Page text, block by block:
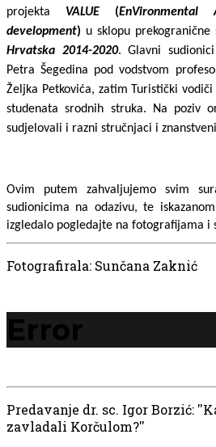
projekta VALUE (
development) u sklopu prekogranične
Hrvatska 2014-2020. Glavni
Petra Šegedina pod vodstvom
Željka Petkovića, zatim Turistički
studenata srodnih struka. Na poziv
sudjelovali i razni stručnjaci i
Ovim putem zahvaljujemo svim
sudionicima na odazivu, te
izgledalo pogledajte na fotografijama i
Fotografirala: Sunčana Zaknić
Error
Predavanje dr. sc. Igor Borzić:
zavladali Korčulom?''